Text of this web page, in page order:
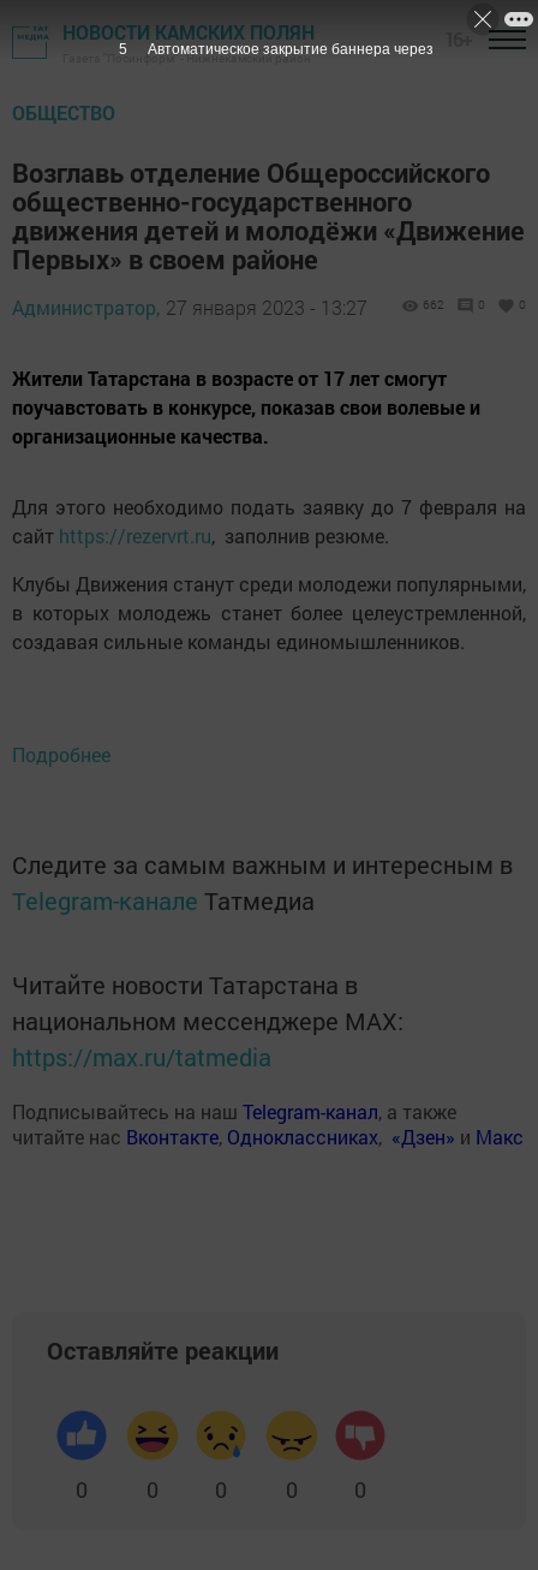
НОВОСТИ КАМСКИХ ПОЛЯН
Газета "Посинформ" - Нижнекамский район
ОБЩЕСТВО
Возглавь отделение Общероссийского
общественно-государственного
движения детей и молодёжи «Движение
Первых» в своем районе
Администратор, 27 января 2023 - 13:27 662 0 0
Жители Татарстана в возрасте от 17 лет смогут
поучавстовать в конкурсе, показав свои волевые и
организационные качества.
Для этого необходимо подать заявку до 7 февраля на
сайт https://rezervrt.ru, заполнив резюме.
Клубы Движения станут среди молодежи популярными,
в которых молодежь станет более целеустремленной,
создавая сильные команды единомышленников.
Подробнее
Следите за самым важным и интересным в
Telegram-канале Татмедиа
Читайте новости Татарстана в
национальном мессенджере MАХ:
https://max.ru/tatmedia
Подписывайтесь на наш Telegram-канал, а также
читайте нас Вконтакте, Одноклассниках, «Дзен» и Макс
Оставляйте реакции
0 0 0 0 0
3 Автоматическое закрытие баннера через